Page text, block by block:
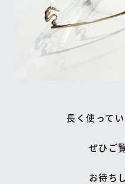
長く使って
ぜひご
お待ち